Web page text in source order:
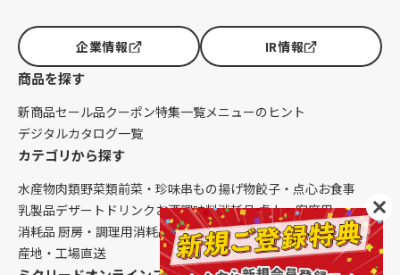
企業情報 IR情報
商品を探す
新商品セール品クーポン特集一覧メニューのヒント
デジタルカタログ一覧
カテゴリから探す
水産物肉類野菜類前菜・珍味串もの揚げ物餃子・点心お食事
乳製品デザート ドリンク お酒調味料消耗品 卓上・客席用
消耗品 厨房・調理用消耗品 クレンリネス生鮮品（配送便限定）
産地・工場直送